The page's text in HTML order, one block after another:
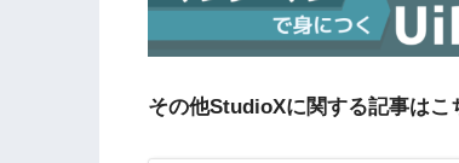
その他StudioXに関する記事はこ